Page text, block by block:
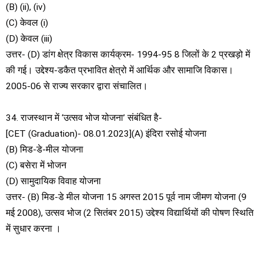
(B) (ii), (iv)
(C) केवल (i)
(D) केवल (iii)
उत्तर- (D) डांग क्षेत्र विकास कार्यक्रम- 1994-95 8 जिलों के 2 प्रखड़ो में
की गई। उद्देश्य-डकैत प्रभावित क्षेत्रो में आर्थिक और सामाजि विकास।
2005-06 से राज्य सरकार द्वारा संचालित।
34. राजस्थान में ‘उत्सव भोज योजना’ संबंधित है-
[CET (Graduation)- 08.01.2023](A) इंदिरा रसोई योजना
(B) मिड-डे-मील योजना
(C) बसेरा में भोजन
(D) सामुदायिक विवाह योजना
उत्तर- (B) मिड-डे मील योजना 15 अगस्त 2015 पूर्व नाम जीमण योजना (9
मई 2008), उत्सव भोज (2 सितंबर 2015) उद्देश्य विद्यार्थियों की पोषण स्थिति
में सुधार करना ।